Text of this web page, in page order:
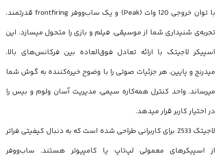
با توان خروجی 120 وات (Peak) و یک ساب‌ووفر frontfiring قدرتمند،
تجربه‌ی شنیداری شما از موسیقی، فیلم و بازی را متحول میسازد. این
اسپیکر لاجیتک با ارائه تعادل فوق‌العاده بین فرکانس‌های بالا،
میدرنج و پایین، هر جزئیات صوتی را با وضوح خیره‌کننده به گوش شما
میرساند. واحد کنترل همه‌کاره سیمی، مدیریت آسان ولوم و بیس را
در اختیار کاربر قرار میدهد.
لاجیتک Z533 برای کاربرانی طراحی شده است که به دنبال کیفیتی فراتر
از اسپیکرهای معمولی لپ‌تاپ یا کامپیوتر هستند. ساب‌ووفر